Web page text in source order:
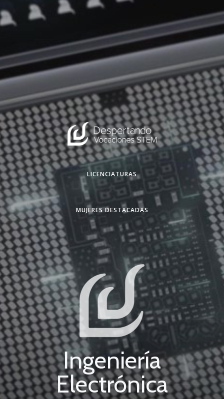
LICENCIATURAS
MUJERES DESTACADAS
Ingeniería
Electrónica